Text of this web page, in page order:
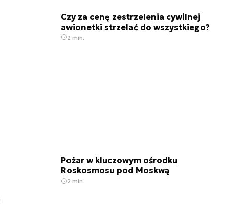
Czy za cenę zestrzelenia cywilnej
awionetki strzelać do wszystkiego?
2 min.
Pożar w kluczowym ośrodku
Roskosmosu pod Moskwą
2 min.